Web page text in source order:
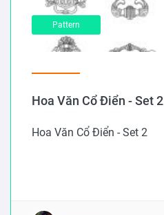
Pattern
Hoa Văn Cổ Điển - Set 2
Hoa Văn Cổ Điển - Set 2